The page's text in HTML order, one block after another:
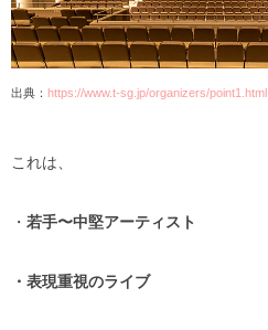
出典： https://www.t-sg.jp/organizers/point1.html
これは、
・ 若手〜中堅アーティスト
・表現重視のライブ